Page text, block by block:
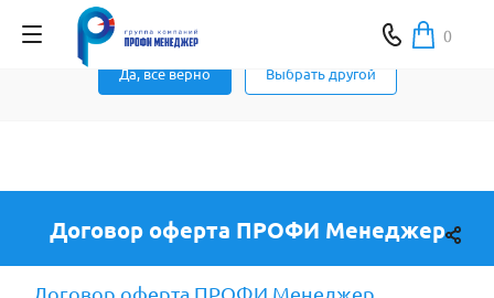
Ваш город Москва ?
Да, все верно Выбрать другой
0
Договор оферта ПРОФИ Менеджер
Договор оферта ПРОФИ Менеджер